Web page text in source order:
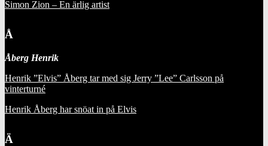
Simon Zion – En ärlig artist
Å
Åberg Henrik
Henrik ”Elvis” Åberg tar med sig Jerry ”Lee” Carlsson på
vinterturné
Henrik Åberg har snöat in på Elvis
Ä